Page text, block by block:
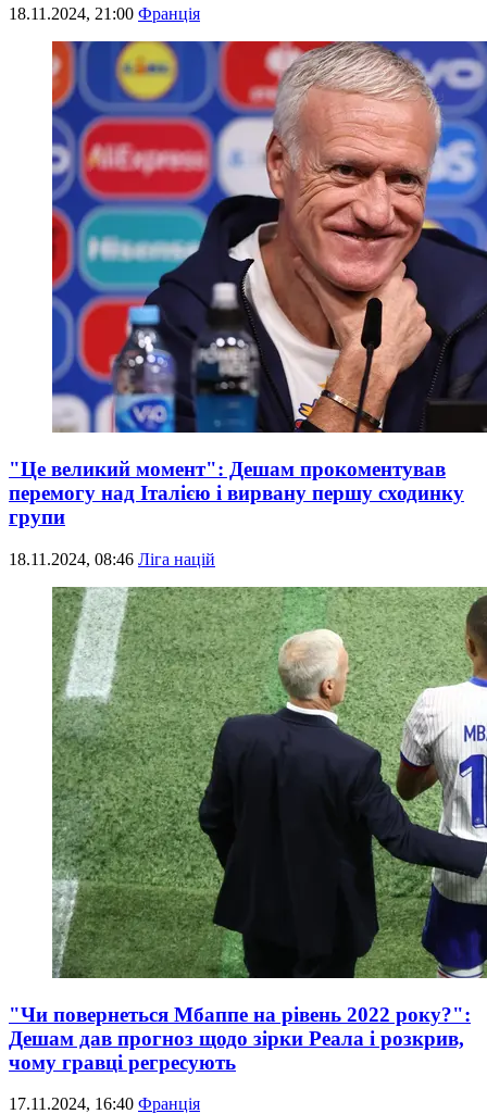
18.11.2024, 21:00 Франція
"Це великий момент": Дешам прокоментував
перемогу над Італією і вирвану першу сходинку
групи
18.11.2024, 08:46 Ліга націй
"Чи повернеться Мбаппе на рівень 2022 року?":
Дешам дав прогноз щодо зірки Реала і розкрив,
чому гравці регресують
17.11.2024, 16:40 Франція